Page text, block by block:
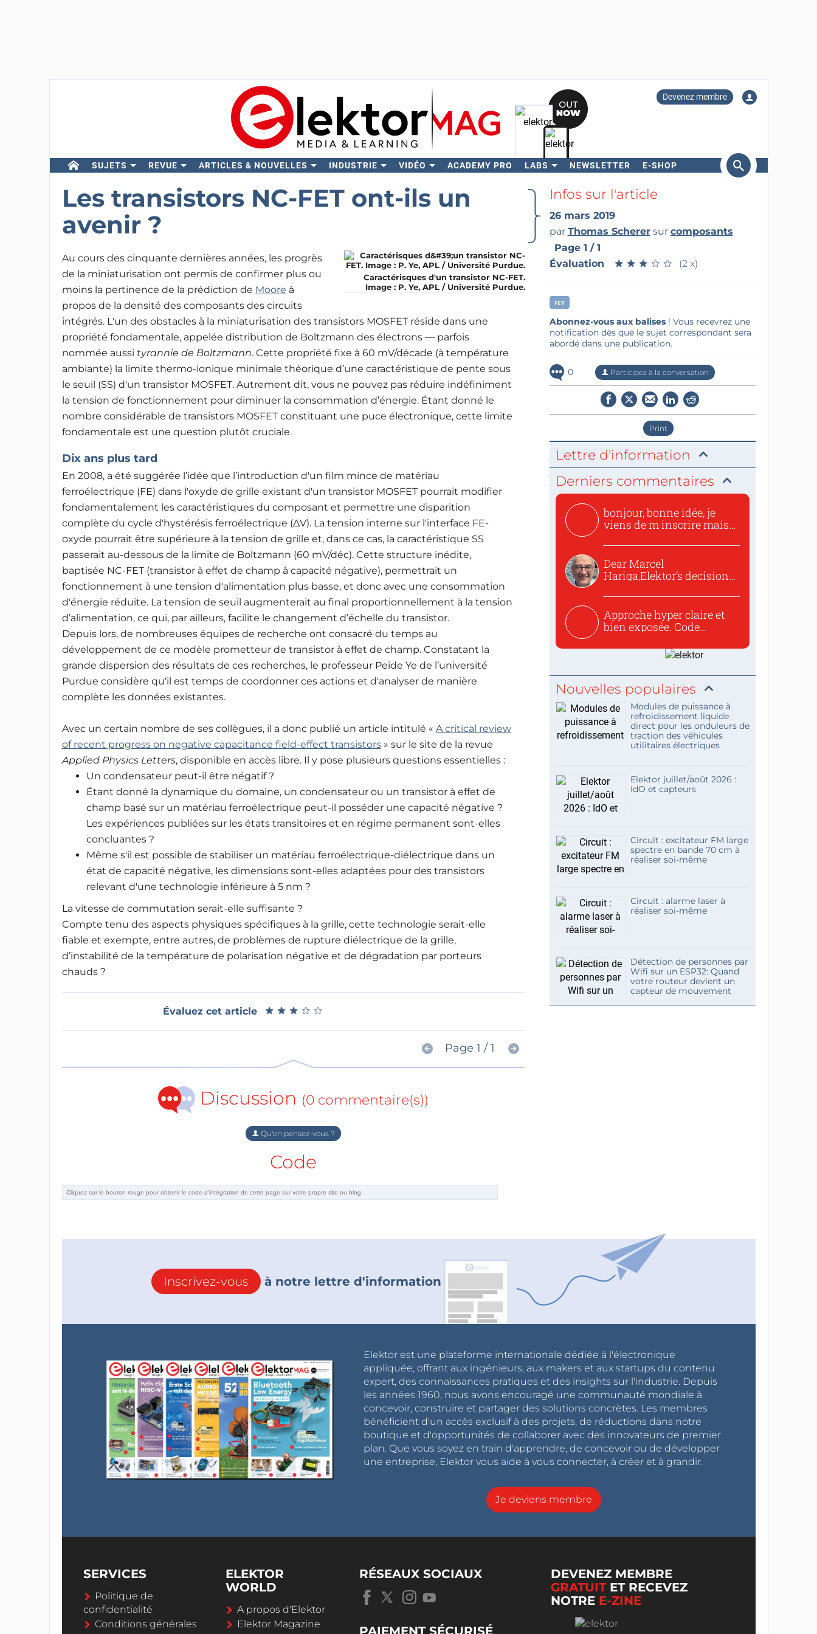
Devenez membre
SUJETS REVUE ARTICLES & NOUVELLES INDUSTRIE VIDÉO ACADEMY PRO LABS NEWSLETTER E-SHOP
Rechercher
Les transistors NC-FET ont-ils un
avenir ?
Caractérisques d'un transistor NC-FET.
Image : P. Ye, APL / Université Purdue.
Au cours des cinquante dernières années, les progrès
de la miniaturisation ont permis de confirmer plus ou
moins la pertinence de la prédiction de Moore à
propos de la densité des composants des circuits
intégrés. L'un des obstacles à la miniaturisation des transistors MOSFET réside dans une
propriété fondamentale, appelée distribution de Boltzmann des électrons — parfois
nommée aussi tyrannie de Boltzmann. Cette propriété fixe à 60 mV/décade (à température
ambiante) la limite thermo-ionique minimale théorique d’une caractéristique de pente sous
le seuil (SS) d'un transistor MOSFET. Autrement dit, vous ne pouvez pas réduire indéfiniment
la tension de fonctionnement pour diminuer la consommation d’énergie. Étant donné le
nombre considérable de transistors MOSFET constituant une puce électronique, cette limite
fondamentale est une question plutôt cruciale.
Dix ans plus tard
En 2008, a été suggérée l’idée que l’introduction d'un film mince de matériau
ferroélectrique (FE) dans l'oxyde de grille existant d'un transistor MOSFET pourrait modifier
fondamentalement les caractéristiques du composant et permettre une disparition
complète du cycle d'hystérésis ferroélectrique (ΔV). La tension interne sur l'interface FE-
oxyde pourrait être supérieure à la tension de grille et, dans ce cas, la caractéristique SS
passerait au-dessous de la limite de Boltzmann (60 mV/déc). Cette structure inédite,
baptisée NC-FET (transistor à effet de champ à capacité négative), permettrait un
fonctionnement à une tension d'alimentation plus basse, et donc avec une consommation
d'énergie réduite. La tension de seuil augmenterait au final proportionnellement à la tension
d’alimentation, ce qui, par ailleurs, facilite le changement d’échelle du transistor.
Depuis lors, de nombreuses équipes de recherche ont consacré du temps au
développement de ce modèle prometteur de transistor à effet de champ. Constatant la
grande dispersion des résultats de ces recherches, le professeur Peide Ye de l’université
Purdue considère qu'il est temps de coordonner ces actions et d'analyser de manière
complète les données existantes.
Avec un certain nombre de ses collègues, il a donc publié un article intitulé « A critical review
of recent progress on negative capacitance field-effect transistors» sur le site de la revue
Applied Physics Letters, disponible en accès libre. Il y pose plusieurs questions essentielles :
Un condensateur peut-il être négatif ?
Étant donné la dynamique du domaine, un condensateur ou un transistor à effet de
champ basé sur un matériau ferroélectrique peut-il posséder une capacité négative ?
Les expériences publiées sur les états transitoires et en régime permanent sont-elles
concluantes ?
Même s'il est possible de stabiliser un matériau ferroélectrique-diélectrique dans un
état de capacité négative, les dimensions sont-elles adaptées pour des transistors
relevant d'une technologie inférieure à 5 nm ?
La vitesse de commutation serait-elle suffisante ?
Compte tenu des aspects physiques spécifiques à la grille, cette technologie serait-elle
fiable et exempte, entre autres, de problèmes de rupture diélectrique de la grille,
d’instabilité de la température de polarisation négative et de dégradation par porteurs
chauds ?
Évaluez cet article ★ ★ ★ ★ ★
★ ★ ★ ★ ★
Page 1 / 1
Discussion (0 commentaire(s))
Qu'en pensez-vous ?
Code
Infos sur l'article
26 mars 2019
par Thomas Scherersur composants
Page 1 / 1
Évaluation
★ ★ ★ ★ ★
★ ★ ★ ★ ★ (2 x)
FET
Abonnez-vous aux balises! Vous recevrez une
notification dès que le sujet correspondant sera
abordé dans une publication.
0 Participez à la conversation
Print
Lettre d'information
Derniers commentaires
bonjour, bonne idée, je
viens de m inscrire mais
Dear Marcel
Hariga,Elektor’s decision
Approche hyper claire et
bien exposée. Code
Nouvelles populaires
Modules de puissance à
refroidissement liquide
direct pour les onduleurs de
traction des véhicules
utilitaires électriques
Elektor juillet/août 2026 :
IdO et capteurs
Circuit : excitateur FM large
spectre en bande 70 cm à
réaliser soi-même
Circuit : alarme laser à
réaliser soi-même
Détection de personnes par
Wifi sur un ESP32: Quand
votre routeur devient un
capteur de mouvement
Inscrivez-vous à notre lettre d'information
Elektor est une plateforme internationale dédiée à l'électronique
appliquée, offrant aux ingénieurs, aux makers et aux startups du contenu
expert, des connaissances pratiques et des insights sur l'industrie. Depuis
les années 1960, nous avons encouragé une communauté mondiale à
concevoir, construire et partager des solutions concrètes. Les membres
bénéficient d'un accès exclusif à des projets, de réductions dans notre
boutique et d'opportunités de collaborer avec des innovateurs de premier
plan. Que vous soyez en train d'apprendre, de concevoir ou de développer
une entreprise, Elektor vous aide à vous connecter, à créer et à grandir.
Je deviens membre
SERVICES
Politique de
confidentialité
Conditions générales
ELEKTOR
WORLD
A propos d'Elektor
Elektor Magazine
RÉSEAUX SOCIAUX
PAIEMENT SÉCURISÉ
DEVENEZ MEMBRE
GRATUITET RECEVEZ
NOTRE E-ZINE